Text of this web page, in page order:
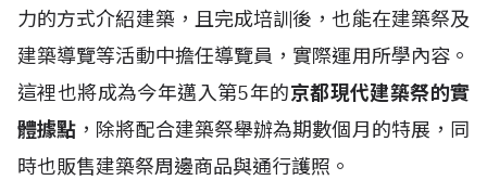
力的方式介紹建築，且完成培訓後，也能在建築祭及
建築導覽等活動中擔任導覽員，實際運用所學內容。
這裡也將成為今年邁入第5年的京都現代建築祭的實
體據點 ，除將配合建築祭舉辦為期數個月的特展，同
時也販售建築祭周邊商品與通行護照。